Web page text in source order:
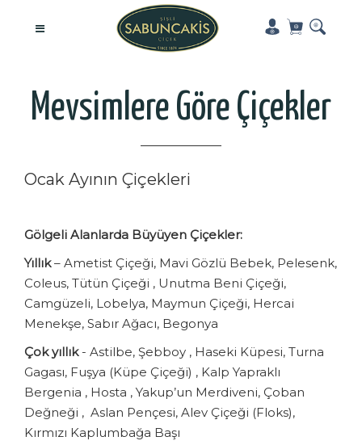
Mevsimlere Göre Çiçekler
Ocak Ayının Çiçekleri
Gölgeli Alanlarda Büyüyen Çiçekler:
Yıllık – Ametist Çiçeği, Mavi Gözlü Bebek, Pelesenk,
Coleus, Tütün Çiçeği , Unutma Beni Çiçeği,
Camgüzeli, Lobelya, Maymun Çiçeği, Hercai
Menekşe, Sabır Ağacı, Begonya
Çok yıllık - Astilbe, Şebboy , Haseki Küpesi, Turna
Gagası, Fuşya (Küpe Çiçeği) , Kalp Yapraklı
Bergenia , Hosta , Yakup’un Merdiveni, Çoban
Değneği , Aslan Pençesi, Alev Çiçeği (Floks),
Kırmızı Kaplumbağa Başı